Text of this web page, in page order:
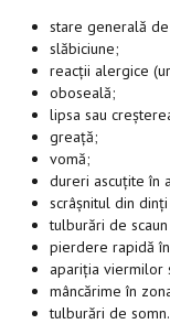
stare generală
slăbiciune;
reacții alergice
oboseală;
lipsa sau
greață;
vomă;
dureri ascuțite în
scrâșnitul din
tulburări de
pierdere rapidă
apariția viermilor
mâncărime în
tulburări de somn.